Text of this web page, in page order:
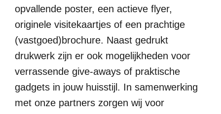
opvallende poster, een actieve flyer,
originele visitekaartjes of een prachtige
(vastgoed)brochure. Naast gedrukt
drukwerk zijn er ook mogelijkheden voor
verrassende give-aways of praktische
gadgets in jouw huisstijl. In samenwerking
met onze partners zorgen wij voor